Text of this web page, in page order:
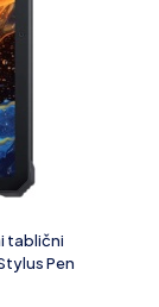
tablični
Pen